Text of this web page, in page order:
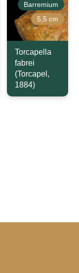
Barremium
5,5 cm
Torcapella
fabrei
(Torcapel,
1884)